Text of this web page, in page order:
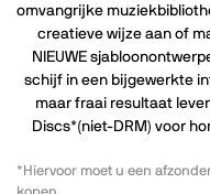
omvangrijke
creatieve wijze aan of
NIEUWE
schijf in een bijgewerkte
maar fraai resultaat
Discs*(niet-DRM) voor
*Hiervoor moet u een